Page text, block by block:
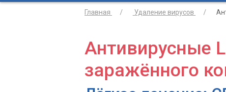
Главная Удаление вирусов
Антивирусные
заражённого